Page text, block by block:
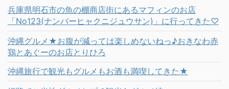
兵庫県明石市の魚の棚商店街にあるマフィンのお店
「No123(ナンバーヒャクニジュウサン)」に行ってきた♡
沖縄グルメ★お腹が減っては楽しめないねっ♪おきなわ赤
鶏とあぐーのお店とりひろ
沖縄旅行で観光もグルメもお酒も満喫してきた★